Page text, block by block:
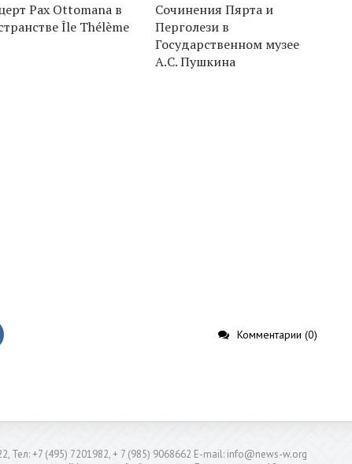
Pax Ottomana в
Île Thélème
Сочинения Пярта и
Перголези в
Государственном музее
А.С. Пушкина
Комментарии (0)
Тел: +7 (495) 7201982, + 7 (985) 9068662 E-mail: info@news-w.org